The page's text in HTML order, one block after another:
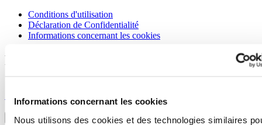
Informations concernant les cookies
Nous utilisons des cookies et des technologies similaires
Conditions d'utilisation
Déclaration de Confidentialité
Informations concernant les cookies
Rejoignez le club CERTINA
Sélectionner un pays/une région
Sélecteur de langue